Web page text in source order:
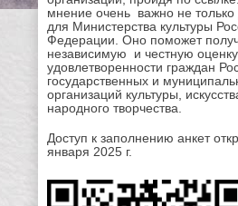
мнение очень важно не только
для Министерства культуры
Федерации. Оно поможет
независимую и честную оценку
удовлетворенности граждан
государственных и
организаций культуры,
народного творчества.
Доступ к заполнению анкет
января 2025 г.